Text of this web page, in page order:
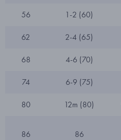
56 1-2 (60)
62 2-4 (65)
68 4-6 (70)
74 6-9 (75)
80 12m (80)
86 86